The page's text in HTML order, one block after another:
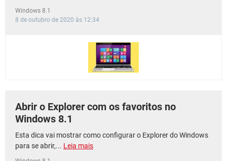
Windows 8.1
8 de outubro de 2020 às 12:34
Abrir o Explorer com os favoritos no
Windows 8.1
Esta dica vai mostrar como configurar o Explorer do Windows
para se abrir,... Leia mais